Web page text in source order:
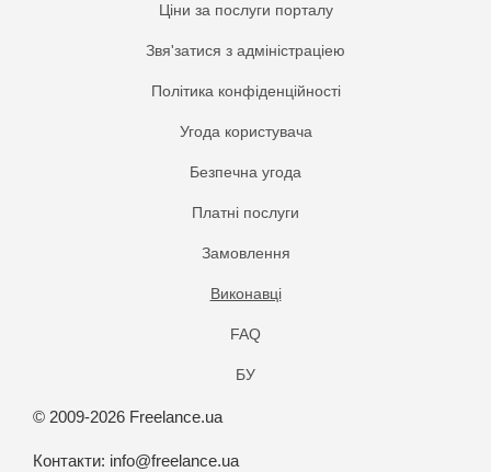
Ціни за послуги порталу
Звя'затися з адміністраціею
Політика конфіденційності
Угода користувача
Безпечна угода
Платнi послуги
Замовлення
Виконавці
FAQ
БУ
© 2009-2026 Freelance.ua
Контакти: info@freelance.ua